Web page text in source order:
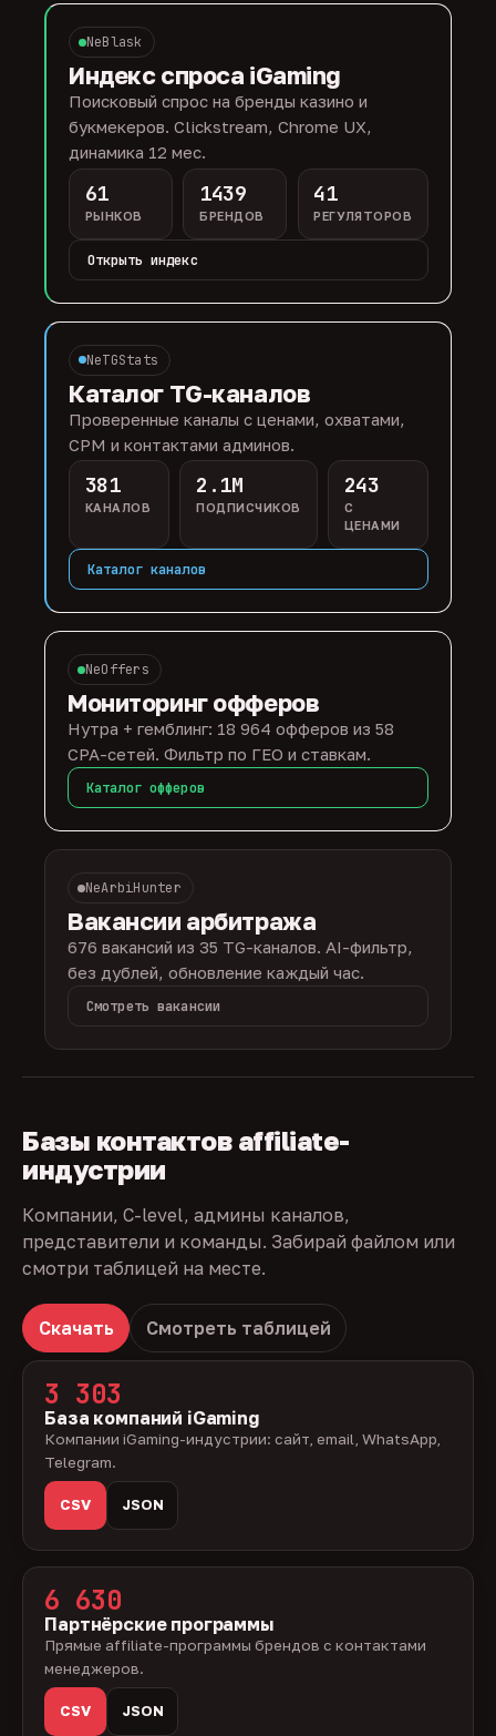
NeBlask
Индекс спроса iGaming
Поисковый спрос на бренды казино и
букмекеров. Clickstream, Chrome UX,
динамика 12 мес.
61
РЫНКОВ
1439
БРЕНДОВ
41
РЕГУЛЯТОРОВ
Открыть индекс
NeTGStats
Каталог TG-каналов
Проверенные каналы с ценами, охватами,
CPM и контактами админов.
381
КАНАЛОВ
2.1M
ПОДПИСЧИКОВ
243
С
ЦЕНАМИ
Каталог каналов
NeOffers
Мониторинг офферов
Нутра + гемблинг: 18 964 офферов из 58
CPA-сетей. Фильтр по ГЕО и ставкам.
Каталог офферов
NeArbiHunter
Вакансии арбитража
676 вакансий из 35 TG-каналов. AI-фильтр,
без дублей, обновление каждый час.
Смотреть вакансии
Базы контактов affiliate-
индустрии
Компании, C-level, админы каналов,
представители и команды. Забирай файлом или
смотри таблицей на месте.
Скачать Смотреть таблицей
3 303
База компаний iGaming
Компании iGaming-индустрии: сайт, email, WhatsApp,
Telegram.
CSV JSON
6 630
Партнёрские программы
Прямые affiliate-программы брендов с контактами
менеджеров.
CSV JSON